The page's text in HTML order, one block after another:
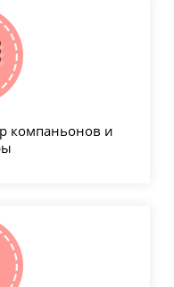
компаньонов и